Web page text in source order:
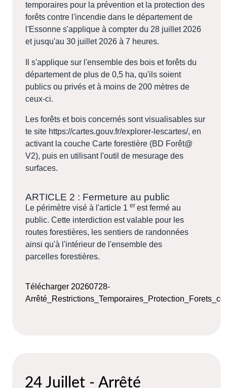
temporaires pour la prévention et la protection des
forêts contre l'incendie dans le département de
l'Essonne s'applique à compter du 28 juillet 2026
et jusqu'au 30 juillet 2026 à 7 heures.
Il s'applique sur l'ensemble des bois et forêts du
département de plus de 0,5 ha, qu'ils soient
publics ou privés et à moins de 200 mètres de
ceux-ci.
Les forêts et bois concernés sont visualisables sur
te site https://cartes.gouv.fr/explorer-lescartes/, en
activant la couche Carte forestière (BD Forêt@
V2), puis en utilisant l'outil de mesurage des
surfaces.
ARTICLE 2 : Fermeture au public
Le périmètre visé à l'article 1er est fermé au
public. Cette interdiction est valable pour les
routes forestières, les sentiers de randonnées
ainsi qu'à l'intérieur de l'ensemble des
parcelles forestières.
Télécharger 20260728-
24 Juillet - Arrêté